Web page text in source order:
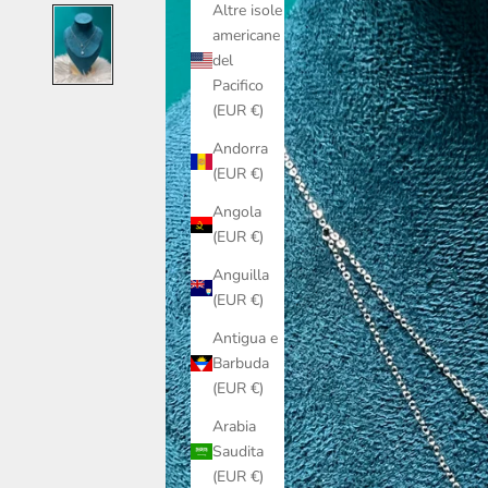
Altre isole
americane
del
Pacifico
(EUR €)
Andorra
(EUR €)
Angola
(EUR €)
Anguilla
(EUR €)
Antigua e
Barbuda
(EUR €)
Arabia
Saudita
(EUR €)